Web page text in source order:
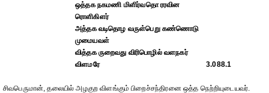
ஒத்தக நகமணி மிளிர்வதொ ரரவின
ரொளிகிளர்
அத்தக வடிதொழ வருள்பெறு கண்ணொடு
முமையவள்
வித்தக ருறைவது விரிபொழில் வளநகர்
விளமரே
3.088.1
சிவபெருமான், தலையில் அழகுற விளங்கும் பிறைச்சந்திரனை ஒத்த நெற்றியுடையவர்.